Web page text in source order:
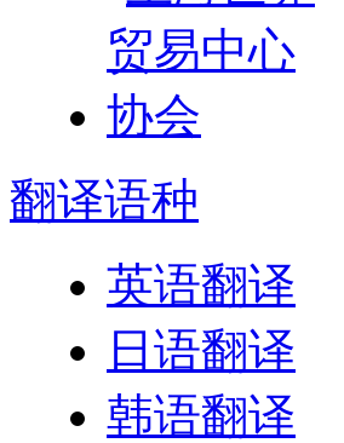
翻译语种
英语翻译
日语翻译
韩语翻译